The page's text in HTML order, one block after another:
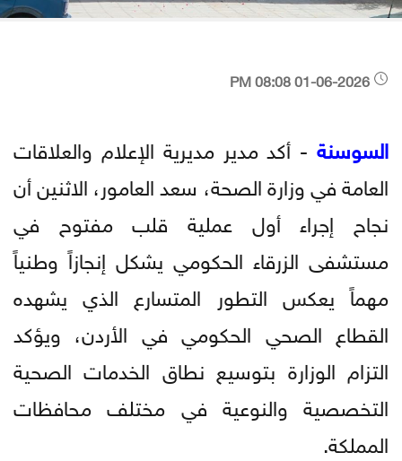
السوسنة - أكد مدير مديرية الإعلام والعلاقات
العامة في وزارة الصحة، سعد العامور، الاثنين أن
نجاح إجراء أول عملية قلب مفتوح في
مستشفى الزرقاء الحكومي يشكل إنجازاً وطنياً
مهماً يعكس التطور المتسارع الذي يشهده
القطاع الصحي الحكومي في الأردن، ويؤكد
التزام الوزارة بتوسيع نطاق الخدمات الصحية
التخصصية والنوعية في مختلف محافظات
المملكة.